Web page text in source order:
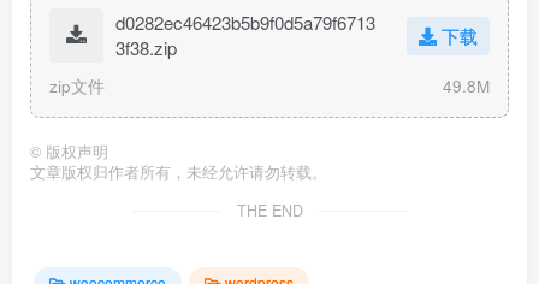
d0282ec46423b5b9f0d5a79f6713
3f38.zip
下载
zip文件 49.8M
© 版权声明
文章版权归作者所有，未经允许请勿转载。
THE END